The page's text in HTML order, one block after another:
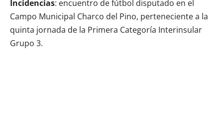
Incidencias: encuentro de fútbol disputado en el
Campo Municipal Charco del Pino, perteneciente a la
quinta jornada de la Primera Categoría Interinsular
Grupo 3.